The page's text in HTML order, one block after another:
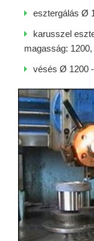
esztergálás Ø
karusszel
magasság:
vésés Ø 1200